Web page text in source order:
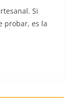
Si
probar, es la